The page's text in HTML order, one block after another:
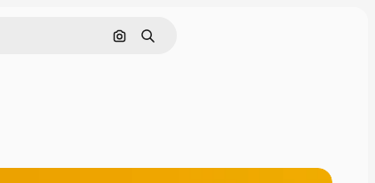
Pesquisar por imagem
Buscar